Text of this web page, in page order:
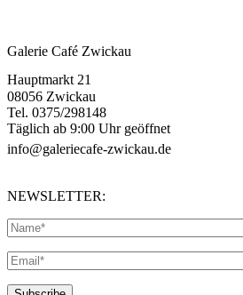
Galerie Café Zwickau
Hauptmarkt 21
08056 Zwickau
Tel. 0375/298148
Täglich ab 9:00 Uhr geöffnet
info@galeriecafe-zwickau.de
NEWSLETTER: